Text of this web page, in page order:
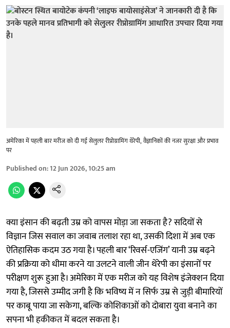
अमेरिका में पहली बार मरीज को दी गई सेलुलर रीप्रोग्रामिंग थेरेपी, वैज्ञानिकों की नजर सुरक्षा और प्रभाव
पर
Published on:12 Jun 2026, 10:25 am
क्या इंसान की बढ़ती उम्र को वापस मोड़ा जा सकता है? सदियों से
विज्ञान जिस सवाल का जवाब तलाश रहा था, उसकी दिशा में अब एक
ऐतिहासिक कदम उठ गया है। पहली बार ‘रिवर्स-एजिंग’ यानी उम्र बढ़ने
की प्रक्रिया को धीमा करने या उलटने वाली जीन थेरेपी का इंसानों पर
परीक्षण शुरू हुआ है। अमेरिका में एक मरीज को यह विशेष इंजेक्शन दिया
गया है, जिससे उम्मीद जगी है कि भविष्य में न सिर्फ उम्र से जुड़ी बीमारियों
पर काबू पाया जा सकेगा, बल्कि कोशिकाओं को दोबारा युवा बनाने का
सपना भी हकीकत में बदल सकता है।